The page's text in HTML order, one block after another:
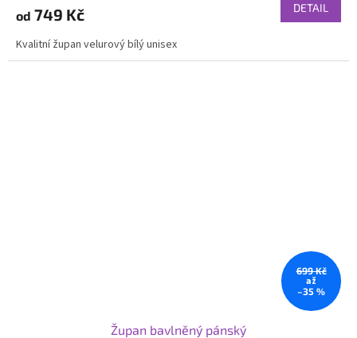
od 749 Kč DETAIL
Kvalitní župan velurový bílý unisex
699 Kč
až
–35 %
Župan bavlněný pánský